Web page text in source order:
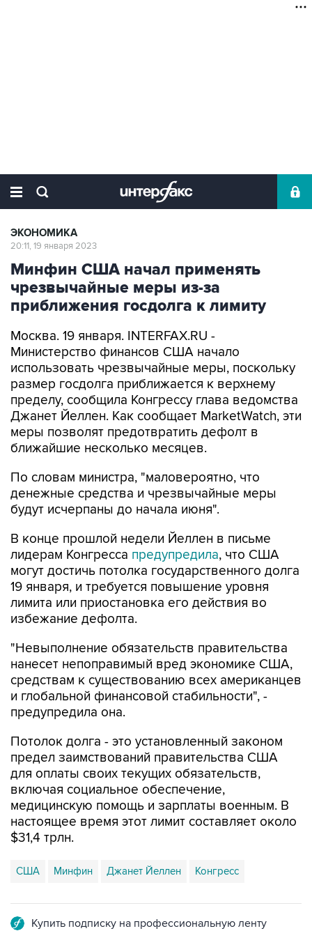
ЭКОНОМИКА
20:11, 19 января 2023
Минфин США начал применять
чрезвычайные меры из-за
приближения госдолга к лимиту
Москва. 19 января. INTERFAX.RU -
Министерство финансов США начало
использовать чрезвычайные меры, поскольку
размер госдолга приближается к верхнему
пределу, сообщила Конгрессу глава ведомства
Джанет Йеллен. Как сообщает MarketWatch, эти
меры позволят предотвратить дефолт в
ближайшие несколько месяцев.
По словам министра, "маловероятно, что
денежные средства и чрезвычайные меры
будут исчерпаны до начала июня".
В конце прошлой недели Йеллен в письме
лидерам Конгресса предупредила, что США
могут достичь потолка государственного долга
19 января, и требуется повышение уровня
лимита или приостановка его действия во
избежание дефолта.
"Невыполнение обязательств правительства
нанесет непоправимый вред экономике США,
средствам к существованию всех американцев
и глобальной финансовой стабильности", -
предупредила она.
Потолок долга - это установленный законом
предел заимствований правительства США
для оплаты своих текущих обязательств,
включая социальное обеспечение,
медицинскую помощь и зарплаты военным. В
настоящее время этот лимит составляет около
$31,4 трлн.
США Минфин Джанет Йеллен Конгресс
Купить подписку на профессиональную ленту